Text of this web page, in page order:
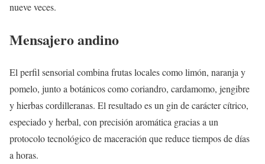
nueve veces.
Mensajero andino
El perfil sensorial combina frutas locales como limón, naranja y
pomelo, junto a botánicos como coriandro, cardamomo, jengibre
y hierbas cordilleranas. El resultado es un gin de carácter cítrico,
especiado y herbal, con precisión aromática gracias a un
protocolo tecnológico de maceración que reduce tiempos de días
a horas.